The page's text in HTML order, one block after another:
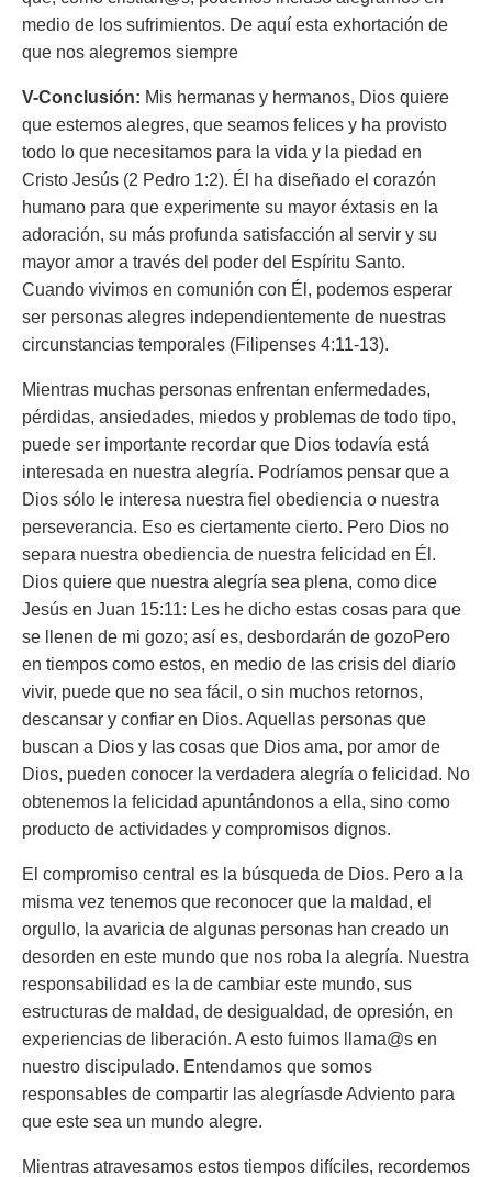
medio de los sufrimientos. De aquí esta exhortación de
que nos alegremos siempre
V-Conclusión: Mis hermanas y hermanos, Dios quiere
que estemos alegres, que seamos felices y ha provisto
todo lo que necesitamos para la vida y la piedad en
Cristo Jesús (2 Pedro 1:2). Él ha diseñado el corazón
humano para que experimente su mayor éxtasis en la
adoración, su más profunda satisfacción al servir y su
mayor amor a través del poder del Espíritu Santo.
Cuando vivimos en comunión con Él, podemos esperar
ser personas alegres independientemente de nuestras
circunstancias temporales (Filipenses 4:11-13).
Mientras muchas personas enfrentan enfermedades,
pérdidas, ansiedades, miedos y problemas de todo tipo,
puede ser importante recordar que Dios todavía está
interesada en nuestra alegría. Podríamos pensar que a
Dios sólo le interesa nuestra fiel obediencia o nuestra
perseverancia. Eso es ciertamente cierto. Pero Dios no
separa nuestra obediencia de nuestra felicidad en Él.
Dios quiere que nuestra alegría sea plena, como dice
Jesús en Juan 15:11: Les he dicho estas cosas para que
se llenen de mi gozo; así es, desbordarán de gozoPero
en tiempos como estos, en medio de las crisis del diario
vivir, puede que no sea fácil, o sin muchos retornos,
descansar y confiar en Dios. Aquellas personas que
buscan a Dios y las cosas que Dios ama, por amor de
Dios, pueden conocer la verdadera alegría o felicidad. No
obtenemos la felicidad apuntándonos a ella, sino como
producto de actividades y compromisos dignos.
El compromiso central es la búsqueda de Dios. Pero a la
misma vez tenemos que reconocer que la maldad, el
orgullo, la avaricia de algunas personas han creado un
desorden en este mundo que nos roba la alegría. Nuestra
responsabilidad es la de cambiar este mundo, sus
estructuras de maldad, de desigualdad, de opresión, en
experiencias de liberación. A esto fuimos llama@s en
nuestro discipulado. Entendamos que somos
responsables de compartir las alegríasde Adviento para
que este sea un mundo alegre.
Mientras atravesamos estos tiempos difíciles, recordemos